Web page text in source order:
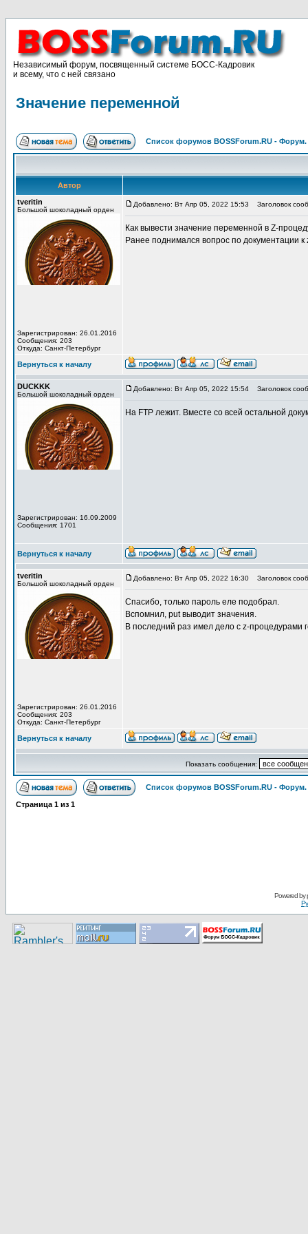
Независимый форум, посвященный системе БОСС-Кадровик
и всему, что с ней связано
Значение переменной
Список форумов BOSSForum.RU -
Автор
tveritin
Большой шоколадный орден
Зарегистрирован: 26.01.2016
Сообщения: 203
Откуда: Санкт-Петербург
Добавлено: Вт Апр 05, 2022 15:53 Заголовок
Как вывести значение переменной в Z-
Ранее поднимался вопрос по документации
Вернуться к началу
DUCKKK
Большой шоколадный орден
Зарегистрирован: 16.09.2009
Сообщения: 1701
Добавлено: Вт Апр 05, 2022 15:54 Заголовок
На FTP лежит. Вместе со всей остальной
Вернуться к началу
tveritin
Большой шоколадный орден
Зарегистрирован: 26.01.2016
Сообщения: 203
Откуда: Санкт-Петербург
Добавлено: Вт Апр 05, 2022 16:30 Заголовок
Спасибо, только пароль еле подобрал.
Вспомнил, put выводит значения.
В последний раз имел дело с z-процедурами
Вернуться к началу
Показать сообщения:
Список форумов BOSSForum.RU -
Страница 1 из 1
Pоwerеd by